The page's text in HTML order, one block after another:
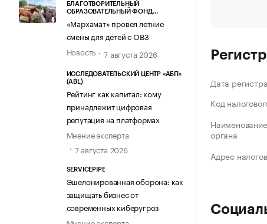
БЛАГОТВОРИТЕЛЬНЫЙ
ОБРАЗОВАТЕЛЬНЫЙ ФОНД
«Мархамат» провел летние
смены для детей с ОВЗ
Новость
7 августа 2026
ИССЛЕДОВАТЕЛЬСКИЙ ЦЕНТР «АБП»
(ABL)
Рейтинг как капитал: кому
принадлежит цифровая
репутация на платформах
Мнение эксперта
7 августа 2026
SERVICEPIPE
Эшелонированная оборона: как
защищать бизнес от
современных киберугроз
Дата
Код
органа
Адрес